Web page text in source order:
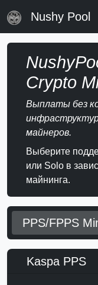
Nushy Pool
Crypto
Выплаты без
майнеров.
Выберите
или Solo в
майнинга.
PPS/FPPS
Kaspa PPS